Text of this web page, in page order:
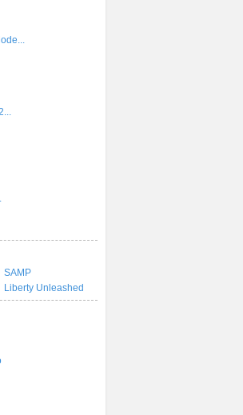
SAMP
Liberty Unleashed